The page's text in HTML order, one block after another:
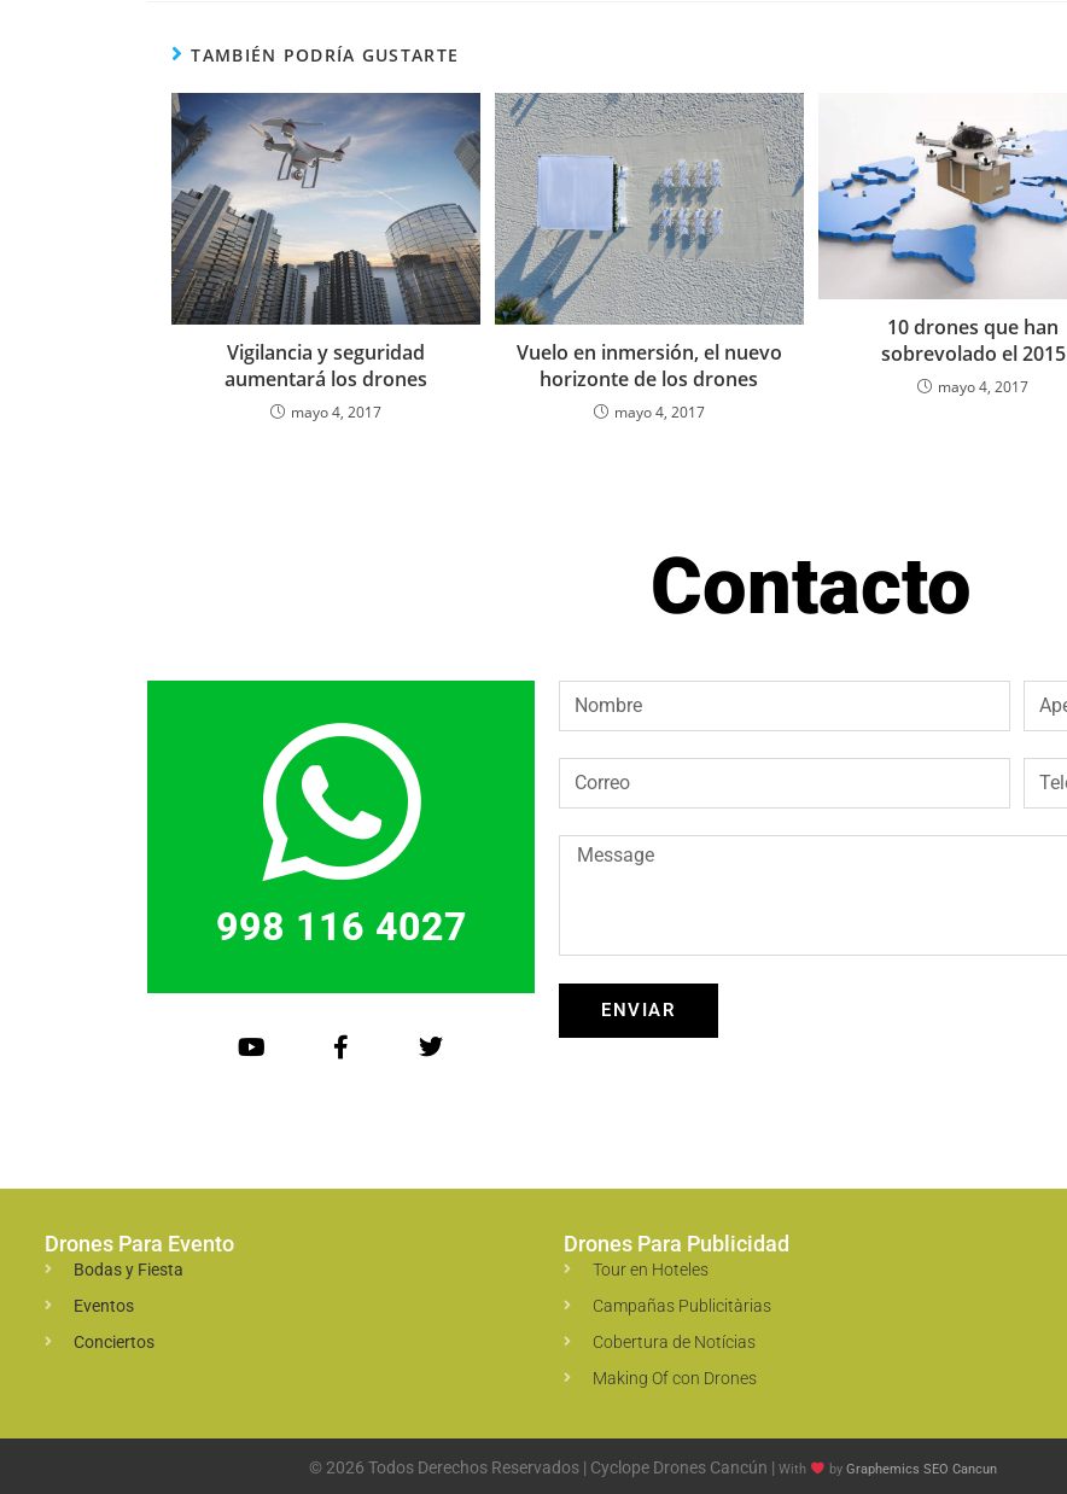
TAMBIÉN PODRÍA GUSTARTE
Vigilancia y seguridad
aumentará los drones
mayo 4, 2017
Vuelo en inmersión, el nuevo
horizonte de los drones
mayo 4, 2017
10 drones que han
sobrevolado el 2015
mayo 4, 2017
Contacto
998 116 4027
ENVIAR
Drones Para Evento
Bodas y Fiesta
Eventos
Conciertos
Drones Para Publicidad
Tour en Hoteles
Campañas Publicitàrias
Cobertura de Notícias
Making Of con Drones
© 2026 Todos Derechos Reservados | Cyclope Drones Cancún |With byGraphemics SEO Cancun